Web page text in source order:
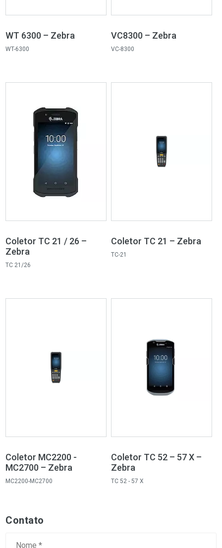
WT 6300 – Zebra
WT-6300
VC8300 – Zebra
VC-8300
Coletor TC 21 / 26 –
Zebra
TC 21/26
Coletor TC 21 – Zebra
TC-21
Coletor MC2200 -
MC2700 – Zebra
MC2200-MC2700
Coletor TC 52 – 57 X –
Zebra
TC 52 - 57 X
Contato